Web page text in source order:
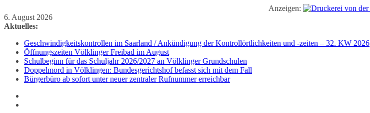
Anzeigen:
Zum
Inhalt
6. August 2026
Aktuelles:
Geschwindigkeitskontrollen im Saarland / Ankündigung der Kontrollörtlichkeiten und -zeiten – 32. KW 2026
Öffnungszeiten Völklinger Freibad im August
Schulbeginn für das Schuljahr 2026/2027 an Völklinger Grundschulen
Doppelmord in Völklingen: Bundesgerichtshof befasst sich mit dem Fall
Bürgerbüro ab sofort unter neuer zentraler Rufnummer erreichbar